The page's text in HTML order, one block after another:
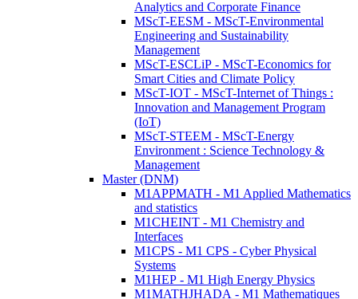
Analytics and Corporate Finance
MScT-EESM - MScT-Environmental
Engineering and Sustainability
Management
MScT-ESCLiP - MScT-Economics for
Smart Cities and Climate Policy
MScT-IOT - MScT-Internet of Things :
Innovation and Management Program
(IoT)
MScT-STEEM - MScT-Energy
Environment : Science Technology &
Management
Master (DNM)
M1APPMATH - M1 Applied Mathematics
and statistics
M1CHEINT - M1 Chemistry and
Interfaces
M1CPS - M1 CPS - Cyber Physical
Systems
M1HEP - M1 High Energy Physics
M1MATHJHADA - M1 Mathematiques